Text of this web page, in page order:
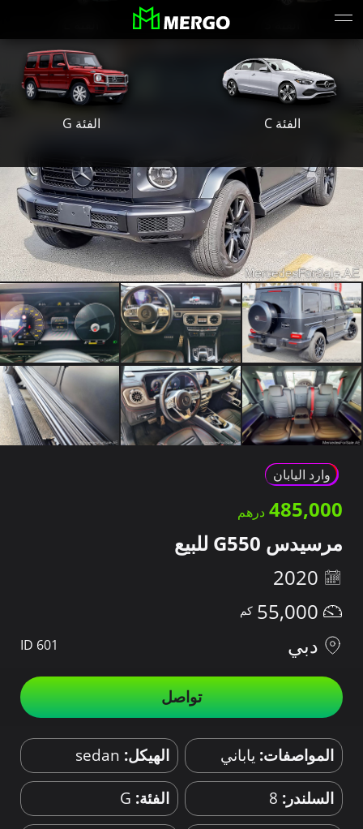
الفئة C الفئة G
وارد اليابان
485,000
مرسيدس G550 للبيع
2020
55,000
دبي
ID 601
تواصل
المواصفات: ياباني الهيكل: sedan
السلندر: 8 الفئة: G